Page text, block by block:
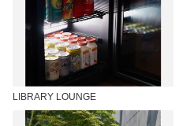
LIBRARY LOUNGE